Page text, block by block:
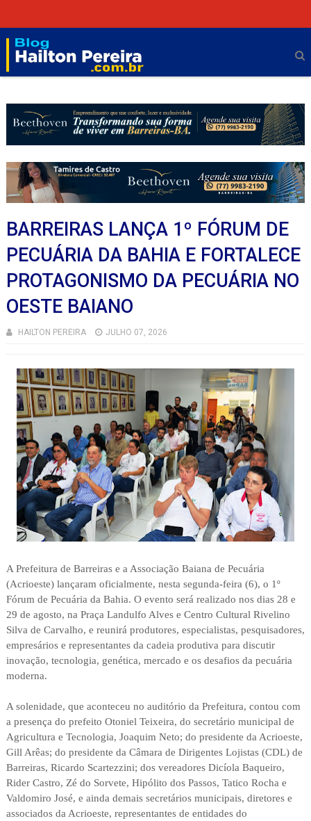
BARREIRAS LANÇA 1º FÓRUM DE
PECUÁRIA DA BAHIA E FORTALECE
PROTAGONISMO DA PECUÁRIA NO
OESTE BAIANO
HAILTON PEREIRA JULHO 07, 2026
A Prefeitura de Barreiras e a Associação Baiana de Pecuária
(Acrioeste) lançaram oficialmente, nesta segunda-feira (6), o 1º
Fórum de Pecuária da Bahia. O evento será realizado nos dias 28 e
29 de agosto, na Praça Landulfo Alves e Centro Cultural Rivelino
Silva de Carvalho, e reunirá produtores, especialistas, pesquisadores,
empresários e representantes da cadeia produtiva para discutir
inovação, tecnologia, genética, mercado e os desafios da pecuária
moderna.
A solenidade, que aconteceu no auditório da Prefeitura, contou com
a presença do prefeito Otoniel Teixeira, do secretário municipal de
Agricultura e Tecnologia, Joaquim Neto; do presidente da Acrioeste,
Gill Arêas; do presidente da Câmara de Dirigentes Lojistas (CDL) de
Barreiras, Ricardo Scartezzini; dos vereadores Dicíola Baqueiro,
Rider Castro, Zé do Sorvete, Hipólito dos Passos, Tatico Rocha e
Valdomiro José, e ainda demais secretários municipais, diretores e
associados da Acrioeste, representantes de entidades do